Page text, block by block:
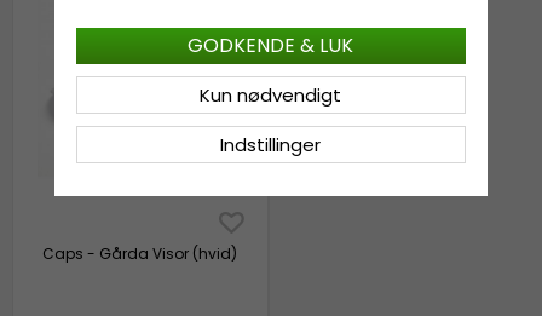
Caps - Gårda Visor (hvid)
Indstillinger
Kun nødvendigt
GODKENDE & LUK